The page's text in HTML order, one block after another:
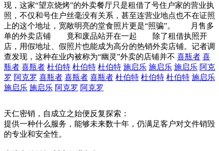
现，这家“望京烧烤”的外卖餐厅只是租借了号住户家的营业执
照，不仅和号住户丝毫没有关系，甚至连营业地点也不在证照
上的这个地址，宽敞明亮的堂食照片更是“照骗”。 月售多
单的外卖店铺 竟和废品站开在一起 除了租借执照开
店，用假地址、假照片也能成为高分的热销外卖店铺。记者调
查发现，这种在业内被称为“幽灵”外卖的店铺并不 喜瓶者 喜
瓶者 喜瓶者 杜伯特 杜伯特 杜伯特 施启乐 施启乐 施启乐 阿克
罗 阿克罗 喜瓶者 喜瓶者 喜瓶者 杜伯特 杜伯特 杜伯特 施启乐
施启乐 施启乐 阿克罗 阿克罗
天仁密销，自成立之始便反复探索：
提供一种什么服务，能够未来数十年，仍满足客户对文件销毁
的专业和安全性。